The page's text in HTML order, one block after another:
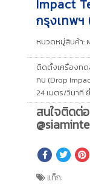
Impact
กรุงเทพฯ
หมวดหมู่สินค้า:
ติดตั้งเครื่องทด
ทบ (Drop
24 เมตร/วินาที
สนใจติดต่
แท็ก: